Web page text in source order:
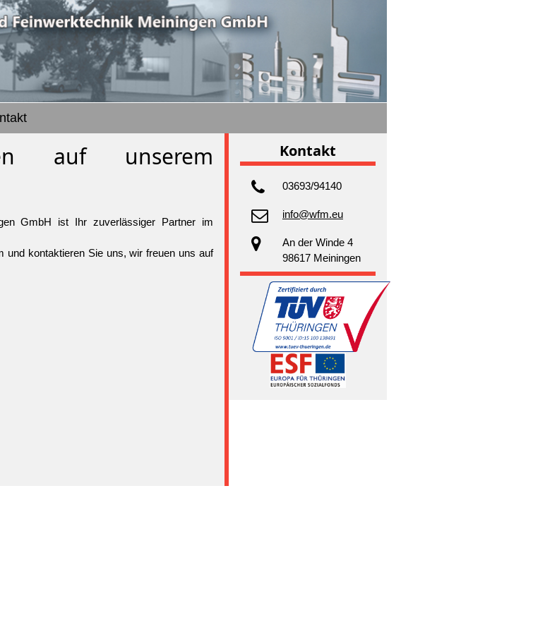
auf unserem
GmbH ist Ihr zuverlässiger Partner im
kontaktieren Sie uns, wir freuen uns auf
Kontakt
03693/94140
info@wfm.eu
An der Winde 4
98617 Meiningen